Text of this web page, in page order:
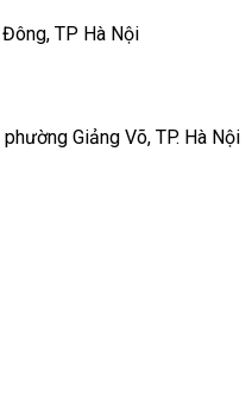
TP Hà Nội
Giảng Võ, TP. Hà Nội